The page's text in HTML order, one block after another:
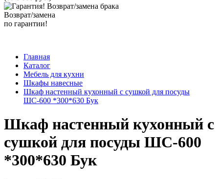
Возврат/замена
по гарантии!
Главная
Каталог
Мебель для кухни
Шкафы навесные
Шкаф настенный кухонный с сушкой для посуды
ШС-600 *300*630 Бук
Шкаф настенный кухонный с
сушкой для посуды ШС-600
*300*630 Бук